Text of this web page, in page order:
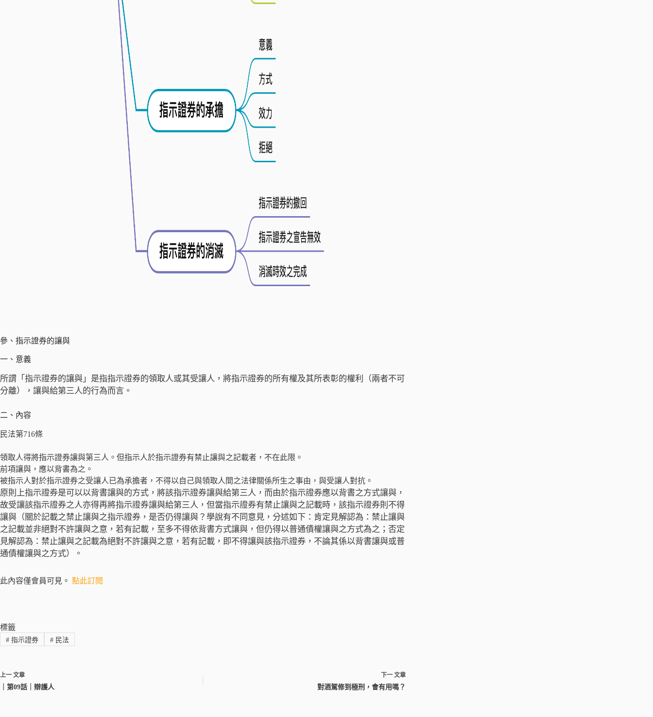
參、指示證券的讓與
一、意義
所謂「指示證券的讓與」是指指示證券的領取人或其受讓人，將指示證券的所有權及其所表彰的權利（兩者不可
分離），讓與給第三人的行為而言。
二、內容
民法第716條
領取人得將指示證券讓與第三人。但指示人於指示證券有禁止讓與之記載者，不在此限。
前項讓與，應以背書為之。
被指示人對於指示證券之受讓人已為承擔者，不得以自己與領取人間之法律關係所生之事由，與受讓人對抗。
原則上指示證券是可以以背書讓與的方式，將該指示證券讓與給第三人，而由於指示證券應以背書之方式讓與，
故受讓該指示證券之人亦得再將指示證券讓與給第三人，但當指示證券有禁止讓與之記載時，該指示證券則不得
讓與（關於記載之禁止讓與之指示證券，是否仍得讓與？學說有不同意見，分述如下：肯定見解認為：禁止讓與
之記載並非絕對不許讓與之意，若有記載，至多不得依背書方式讓與，但仍得以普通債權讓與之方式為之；否定
見解認為：禁止讓與之記載為絕對不許讓與之意，若有記載，即不得讓與該指示證券，不論其係以背書讓與或普
通債權讓與之方式）。
此內容僅會員可見。 點此訂閱
標籤
#指示證券 #民法
上一 文章
｜第09話｜辯護人
下一 文章
對酒駕修到極刑，會有用嗎？